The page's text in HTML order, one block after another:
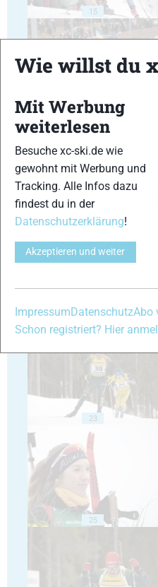
15
17
21
23
25
Wie willst du
Mit Werbung
weiterlesen
Besuche xc-ski.de wie
gewohnt mit Werbung und
Tracking. Alle Infos dazu
findest du in der
Datenschutzerklärung!
Akzeptieren und weiter
Impressum DatenschutzAbo
Schon registriert? Hier